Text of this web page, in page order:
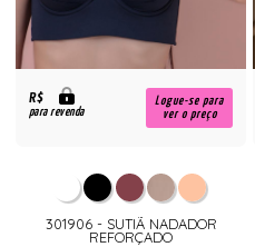
R$
para revenda
Logue-se para
ver o preço
301906 - SUTIÃ NADADOR
REFORÇADO